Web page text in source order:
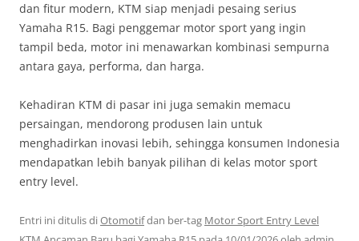
dan fitur modern, KTM siap menjadi pesaing serius
Yamaha R15. Bagi penggemar motor sport yang ingin
tampil beda, motor ini menawarkan kombinasi sempurna
antara gaya, performa, dan harga.
Kehadiran KTM di pasar ini juga semakin memacu
persaingan, mendorong produsen lain untuk
menghadirkan inovasi lebih, sehingga konsumen Indonesia
mendapatkan lebih banyak pilihan di kelas motor sport
entry level.
Entri ini ditulis diOtomotifdan ber-tag Motor Sport Entry Level